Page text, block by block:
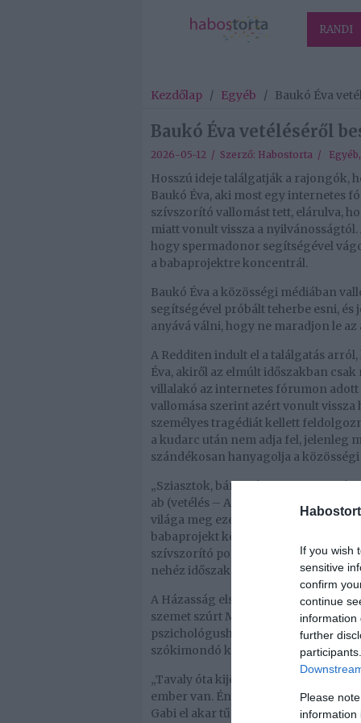
If you wish
sensitive
confirm
continue
information
further
Please
information
RANDI
Kezdőlap / Egyéb / Baukó Éva
Baukó Éva vetéléséről
2026-05-12 / Szerző: Habostorta / Egyéb,
Hosszú ideje találgatják a rajongók,
Baukó Éva, aki most egy internetes
szívszorító vallomást tett, elárulva,
miatt vonult vissza a
hogy spermadonor segítségével
a babaprojektre koncentrál.
Baukó Éva a közösségi médiában
segítségével próbált teherbe esni, és
anyává válni, hogy ne maradjon le
A Redditen indult el a találgatás
Éva, akiről az elmúlt időszakban
villalakó az internetes fórumon
vallomása szerint azért vonult
személyes tragédiát kellett
a kudarc után nem adja fel, jelenleg
szándékosan hanyagolja a
„Sziasztok, bár senkire sem tartozik,
ab (vetélés – A szerk.) lett a vége.
világa meg ezek dolgok. Lehet
babaprojekt körül forognak a
szívszorító posztjában, ahol azt is
nehéz időszakon.
A Házasság első látásra harmadik
szemet szúrt Miló Viki viselkedése. A
pszichológushoz járás is kevés
szókimondó kritikával üzent Vikinek.
„Tavaly óta kijött a
ember van. Én megvagyok, ti hogy
Gabi el akar tűnni, így kell csinálni.